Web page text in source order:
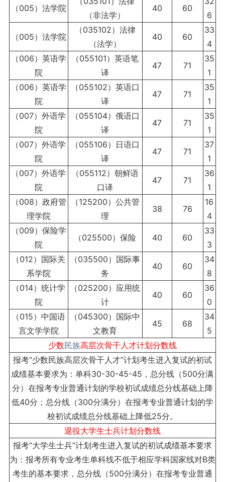
（005）法学院
（非法学）
40 60
6
（005）法学院
（035102）法律
（法学）
40 60
33
4
（006）英语学
院
（055101）英语笔
译
47 71
35
1
（006）英语学
院
（055102）英语口
译
47 71
35
1
（007）外语学
院
（055104）俄语口
译
47 71
35
1
（007）外语学
院
（055106）日语口
译
47 71
37
1
（007）外语学
院
（055112）朝鲜语
口译
47 71
36
1
（008）政府管
理学院
（125200）公共管
理
38 76
16
4
（009）保险学
院
（025500）保险 40 60
33
3
（012）国际关
系学院
（035500）国际事
务
40 60
34
8
（014）统计学
院
（025200）应用统
计
40 60
36
0
（015）中国语
言文学学院
（045300）国际中
文教育
45 68
34
5
少数民族高层次骨干人才计划分数线
报考“少数民族高层次骨干人才”计划考生进入复试的初试
成绩基本要求为：单科30-30-45-45，总分线（500分满
分）在报考专业普通计划的学校初试成绩总分线基础上降
低40分；总分线（300分满分）在报考专业普通计划的学
校初试成绩总分线基础上降低25分。
退役大学生士兵计划分数线
报考“大学生士兵”计划考生进入复试的初试成绩基本要求
为：报考所有专业考生单科线不低于相应学科国家线对B类
考生的基本要求，总分线（500分满分）在报考专业普通